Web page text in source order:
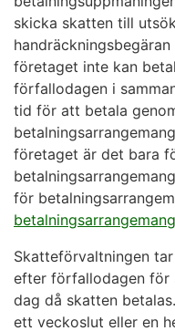
skicka skatten till
företaget inte kan
förfallodagen i
tid för att betala
företaget är det bara
för
Skatteförvaltningen
efter förfallodagen för
dag då skatten
ett veckoslut eller en